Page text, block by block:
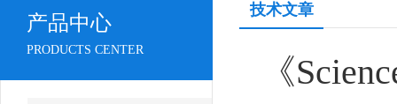
产品中心
PRODUCTS CENTER
技术文章
《